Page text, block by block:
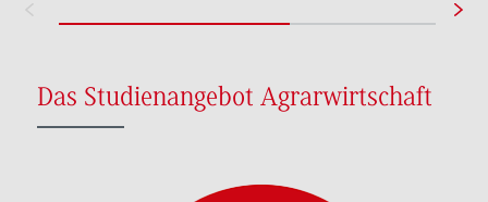
Das Studienangebot Agrarwirtschaft